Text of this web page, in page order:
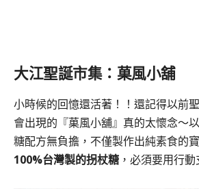
大江聖誕市集：菓風小舖
小時候的回憶還活著！！還記得以前
會出現的『菓風小舖』真的太懷念～
糖配方無負擔，不僅製作出純素食的
100%台灣製的拐杖糖 ，必須要用行動